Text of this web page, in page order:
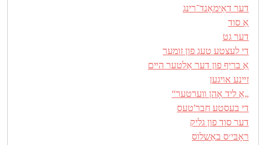
דער דאַימאָנד־רינג
אַ סוד
דער גט
די לעצטע טעג פון זומער
אַ בריף פון דער אַלטער הײם
זײנע אױגען
„אַ ליד אָהן װערטער“
די בעסטע חבר'טעס
דער סוד פון גליק
ראָבּי׳ס באַשלוס